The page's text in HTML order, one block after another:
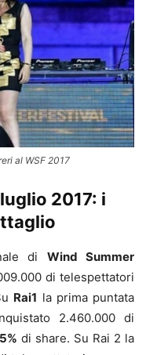
al WSF 2017
2017: i
di Wind Summer
di telespettatori
Rai1 la prima puntata
2.460.000 di
di share. Su Rai 2 la